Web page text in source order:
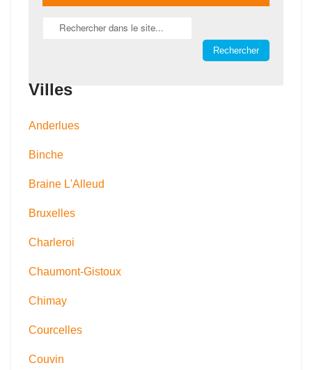
Villes
Anderlues
Binche
Braine L'Alleud
Bruxelles
Charleroi
Chaumont-Gistoux
Chimay
Courcelles
Couvin